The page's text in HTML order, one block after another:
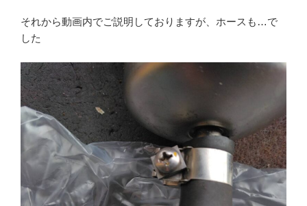
それから動画内でご説明しておりますが、ホースも…で
した